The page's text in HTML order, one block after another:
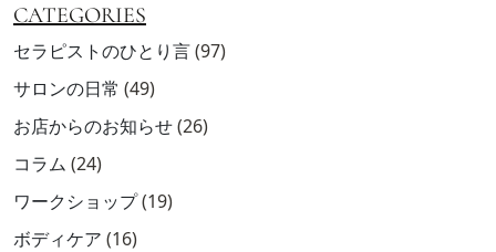
CATEGORIES
セラピストのひとり言(97)
サロンの日常 (49)
お店からのお知らせ(26)
コラム (24)
ワークショップ(19)
ボディケア (16)